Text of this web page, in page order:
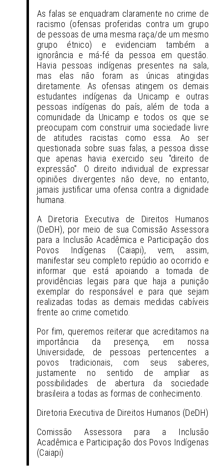
As falas se enquadram claramente no crime de
racismo (ofensas proferidas contra um grupo
de pessoas de uma mesma raça/de um mesmo
grupo étnico) e evidenciam também a
ignorância e má-fé da pessoa em questão.
Havia pessoas indígenas presentes na sala,
mas elas não foram as únicas atingidas
diretamente. As ofensas atingem os demais
estudantes indígenas da Unicamp e outras
pessoas indígenas do país, além de toda a
comunidade da Unicamp e todos os que se
preocupam com construir uma sociedade livre
de atitudes racistas como essa. Ao ser
questionada sobre suas falas, a pessoa disse
que apenas havia exercido seu "direito de
expressão". O direito individual de expressar
opiniões divergentes não deve, no entanto,
jamais justificar uma ofensa contra a dignidade
humana.
A Diretoria Executiva de Direitos Humanos
(DeDH), por meio de sua Comissão Assessora
para a Inclusão Acadêmica e Participação dos
Povos Indígenas (Caiapi), vem, assim,
manifestar seu completo repúdio ao ocorrido e
informar que está apoiando a tomada de
providências legais para que haja a punição
exemplar do responsável e para que sejam
realizadas todas as demais medidas cabíveis
frente ao crime cometido.
Por fim, queremos reiterar que acreditamos na
importância da presença, em nossa
Universidade, de pessoas pertencentes a
povos tradicionais, com seus saberes,
justamente no sentido de ampliar as
possibilidades de abertura da sociedade
brasileira a todas as formas de conhecimento.
Diretoria Executiva de Direitos Humanos (DeDH)
Comissão Assessora para a Inclusão
Acadêmica e Participação dos Povos Indígenas
(Caiapi)